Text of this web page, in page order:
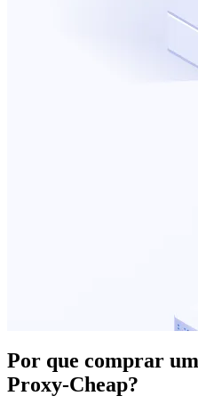
Por que comprar
Proxy-Cheap?